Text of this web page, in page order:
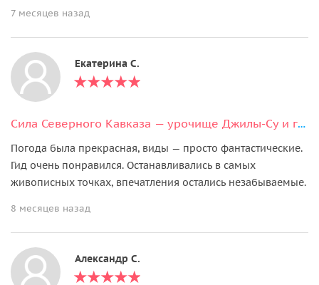
7 месяцев назад
Екатерина С.
Сила Северного Кавказа — урочище Джилы-Су и гора Тузлук
Погода была прекрасная, виды — просто фантастические.
Гид очень понравился. Останавливались в самых
живописных точках, впечатления остались незабываемые.
8 месяцев назад
Александр С.